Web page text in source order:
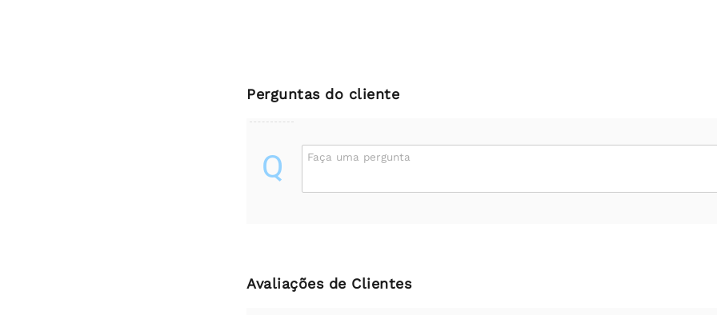
Perguntas do cliente
Q Faça uma pergunta
Avaliações de Clientes